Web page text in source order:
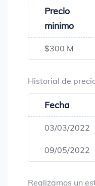
Precio
minimo
$300 M
Historial de
Fecha
03/03/2022
09/05/2022
Realizamos un